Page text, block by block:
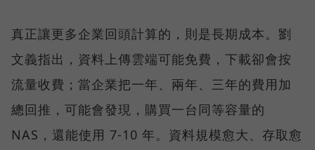
真正讓更多企業回頭計算的，則是長期成本。劉
文義指出，資料上傳雲端可能免費，下載卻會按
流量收費；當企業把一年、兩年、三年的費用加
總回推，可能會發現，購買一台同等容量的
NAS，還能使用 7-10 年。資料規模愈大、存取愈